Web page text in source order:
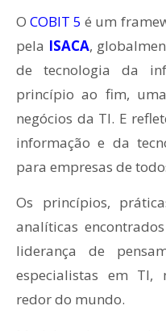
OCOBIT 5 é um
pela ISACA,
de tecnologia da
princípio ao fim,
negócios da TI. E
informação e da
para empresas de
Os princípios,
analíticas
liderança de
especialistas em TI,
redor do mundo.